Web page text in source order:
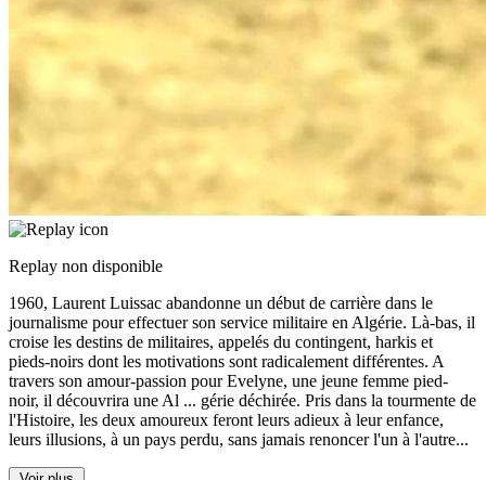
Replay non disponible
1960, Laurent Luissac abandonne un début de carrière dans le
journalisme pour effectuer son service militaire en Algérie. Là-bas, il
croise les destins de militaires, appelés du contingent, harkis et
pieds-noirs dont les motivations sont radicalement différentes. A
travers son amour-passion pour Evelyne, une jeune femme pied-
noir, il découvrira une Al ... gérie déchirée. Pris dans la tourmente de
l'Histoire, les deux amoureux feront leurs adieux à leur enfance,
leurs illusions, à un pays perdu, sans jamais renoncer l'un à l'autre...